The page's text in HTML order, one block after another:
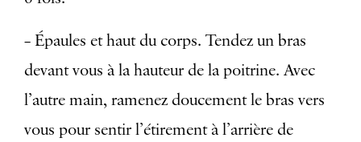
– Épaules et haut du corps. Tendez un bras
devant vous à la hauteur de la poitrine. Avec
l’autre main, ramenez doucement le bras vers
vous pour sentir l’étirement à l’arrière de